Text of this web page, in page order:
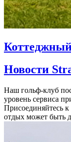
Новости
Наш гольф-клуб
уровень сервиса
Присоединяйтесь
отдых может быть